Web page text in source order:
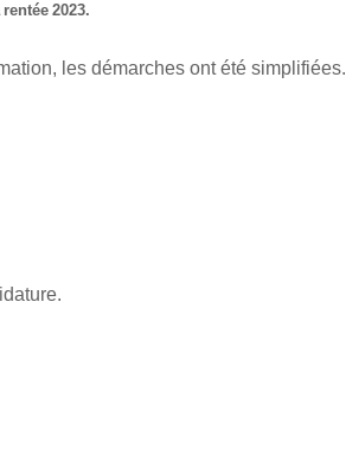
2023.
les démarches ont été simplifiées.